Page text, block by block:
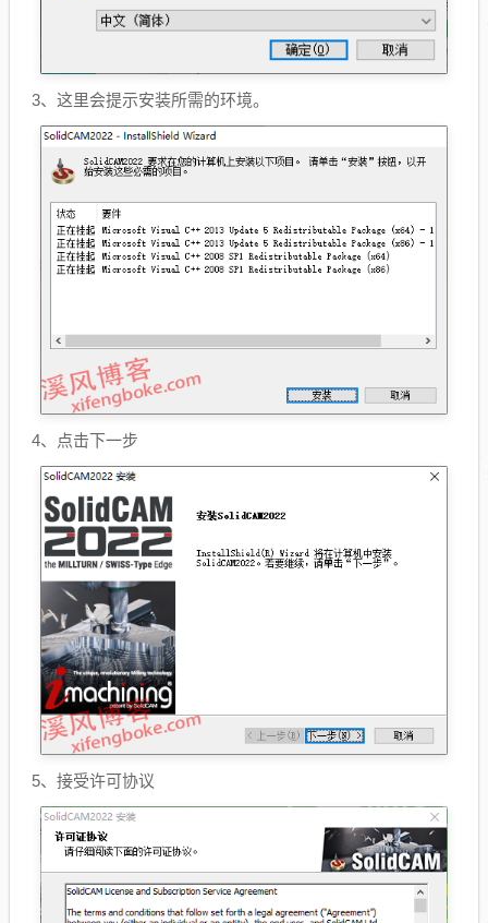
3、这里会提示安装所需的环境。
4、点击下一步
5、接受许可协议